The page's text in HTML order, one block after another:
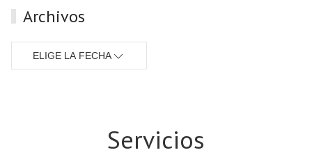
Archivos
ELIGE LA FECHA
Servicios